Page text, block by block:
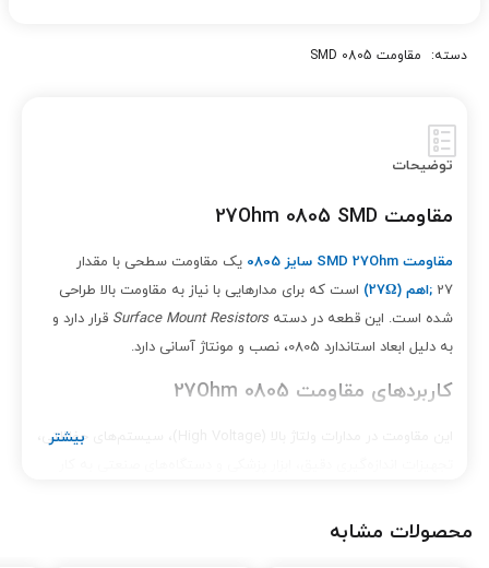
دسته: مقاومت 0805 SMD
توضیحات
مقاومت 27Ohm 0805 SMD
مقاومت SMD 27Ohm سایز 0805
یک مقاومت سطحی با مقدار
27
;اهم (27Ω)
است که برای مدارهایی با نیاز به مقاومت بالا طراحی
شده است. این قطعه در دستهSurface Mount Resistors قرار دارد و
به دلیل ابعاد استاندارد 0805، نصب و مونتاژ آسانی دارد.
کاربردهای مقاومت 27Ohm 0805
این مقاومت در مدارات ولتاژ بالا (High Voltage)، سیستم‌های حفاظتی،
مهم آن است.
محصولات مشابه